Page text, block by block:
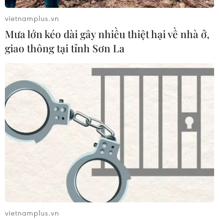
CƠ QUAN CHỦ QUẢN: THÔNG TẤN XÃ VIỆT NAM
Tổng Biên tập: TRẦN TIẾN DUẨN
Phó Tổng Biên tập: NGUYỄN THỊ TÁM, KHÚC THANH
THỦY
Sở hữu trí tuệ
Quy định sử dụng
Hỗ trợ
TTXVN
Quảng cáo
Liên hệ
vietnamplus.vn
Mưa lớn kéo dài gây nhiều thiệt hại về nhà ở,
giao thông tại tỉnh Sơn La
vietnamplus.vn